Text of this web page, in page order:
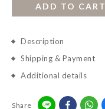
ADD TO CART
Description
Shipping & Payment
Additional details
Share